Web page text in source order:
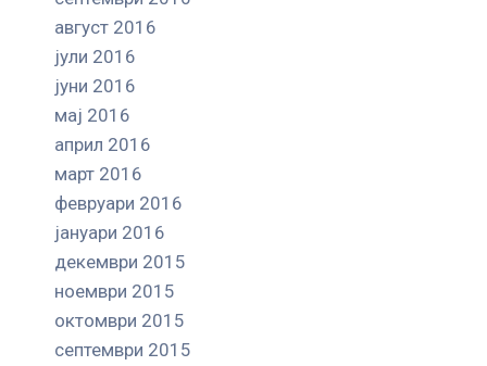
август 2016
јули 2016
јуни 2016
мај 2016
април 2016
март 2016
февруари 2016
јануари 2016
декември 2015
ноември 2015
октомври 2015
септември 2015